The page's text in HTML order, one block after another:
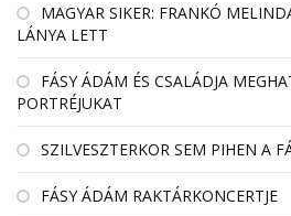
MAGYAR SIKER: FRANKÓ
LÁNYA LETT
FÁSY ÁDÁM ÉS CSALÁDJA
PORTRÉJUKAT
SZILVESZTERKOR SEM PIHEN A
FÁSY ÁDÁM RAKTÁRKONCERTJE